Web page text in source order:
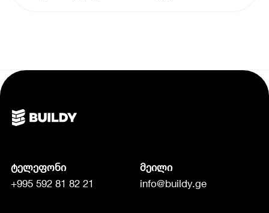
ტელეფონი
+995 592 81 82 21
მეილი
info@buildy.ge